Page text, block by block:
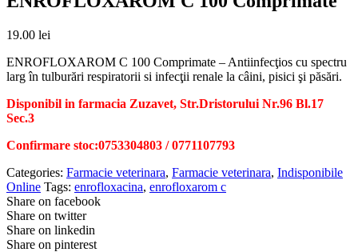
19.00 lei
ENROFLOXAROM C 100 Comprimate – Antiinfecţios cu spectru
larg în tulburări respiratorii si infecţii renale la câini, pisici şi păsări.
Disponibil in farmacia Zuzavet, Str.Dristorului Nr.96 Bl.17
Sec.3
Confirmare stoc:0753304803 / 0771107793
Categories: Farmacie veterinara, Farmacie veterinara, Indisponibile
Online Tags: enrofloxacina, enrofloxarom c
Share on facebook
Share on twitter
Share on linkedin
Share on pinterest